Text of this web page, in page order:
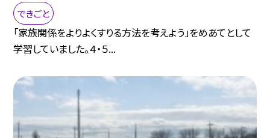
できごと
「家族関係をよりよくすりる方法を考えよう」をめあてとして
学習していました。４・５...